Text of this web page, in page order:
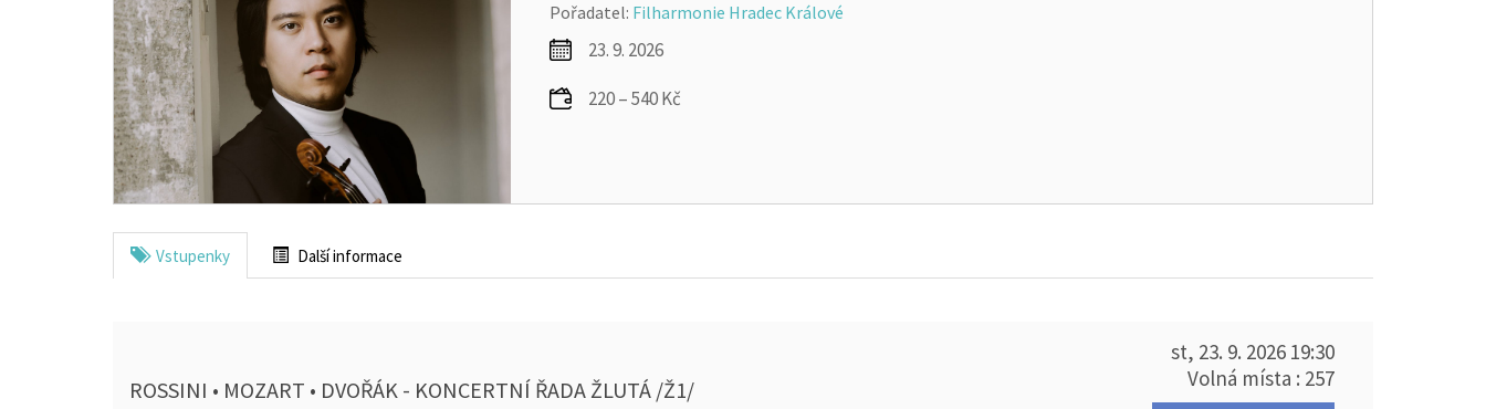
Pořadatel: Filharmonie Hradec Králové
23. 9. 2026
220 – 540 Kč
Vstupenky Další informace
ROSSINI • MOZART • DVOŘÁK - KONCERTNÍ ŘADA ŽLUTÁ /Ž1/
st, 23. 9. 2026 19:30
Volná místa : 257